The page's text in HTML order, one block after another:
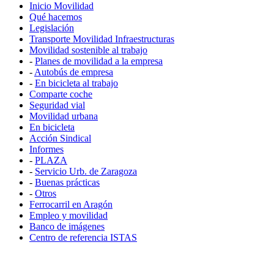
Inicio Movilidad
Qué hacemos
Legislación
Transporte Movilidad Infraestructuras
Movilidad sostenible al trabajo
- Planes de movilidad a la empresa
- Autobús de empresa
- En bicicleta al trabajo
Comparte coche
Seguridad vial
Movilidad urbana
En bicicleta
Acción Sindical
Informes
- PLAZA
- Servicio Urb. de Zaragoza
- Buenas prácticas
- Otros
Ferrocarril en Aragón
Empleo y movilidad
Banco de imágenes
Centro de referencia ISTAS